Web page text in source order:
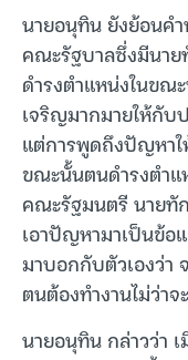
นายอนุทิน ยังย้อนค
คณะรัฐบาลซึ่งมีนา
ดำรงตำแหน่งในขณ
เจริญมากมายให้กับ
แต่การพูดถึงปัญหา
ขณะนั้นตนดำรงตำแ
คณะรัฐมนตรี นาย
เอาปัญหามาเป็นข้อ
มาบอกกับตัวเองว่า
ตนต้องทำงานไม่ว่า
นายอนุทิน กล่าวว่า